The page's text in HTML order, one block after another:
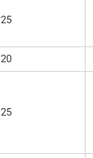
25
20
25